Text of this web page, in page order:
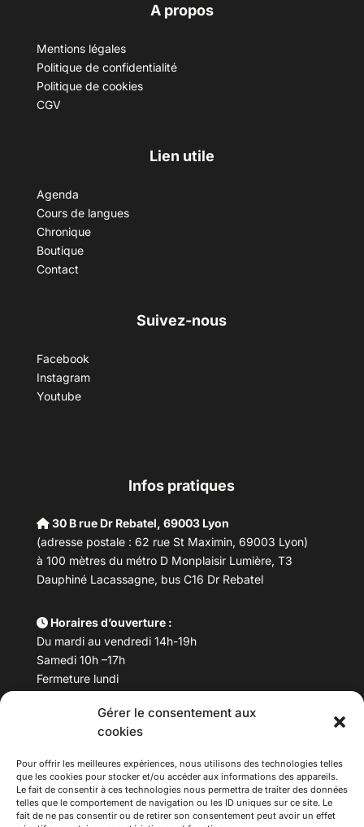
Gérer le consentement aux
cookies
Pour offrir les meilleures expériences, nous utilisons des technologies telles
que les cookies pour stocker et/ou accéder aux informations des appareils.
Le fait de consentir à ces technologies nous permettra de traiter des données
telles que le comportement de navigation ou les ID uniques sur ce site. Le
fait de ne pas consentir ou de retirer son consentement peut avoir un effet
A propos
Mentions légales
Politique de confidentialité
Politique de cookies
CGV
Lien utile
Agenda
Cours de langues
Chronique
Boutique
Contact
Suivez-nous
Facebook
Instagram
Youtube
Infos pratiques
30 B rue Dr Rebatel, 69003 Lyon
(adresse postale : 62 rue St Maximin, 69003 Lyon)
à 100 mètres du métro D Monplaisir Lumière, T3
Dauphiné Lacassagne, bus C16 Dr Rebatel
Horaires d’ouverture :
Du mardi au vendredi 14h-19h
Samedi 10h –17h
Fermeture lundi
Téléphone : 04 78 53 06 40
maisondesculturesasiatiques@asiexpo.com